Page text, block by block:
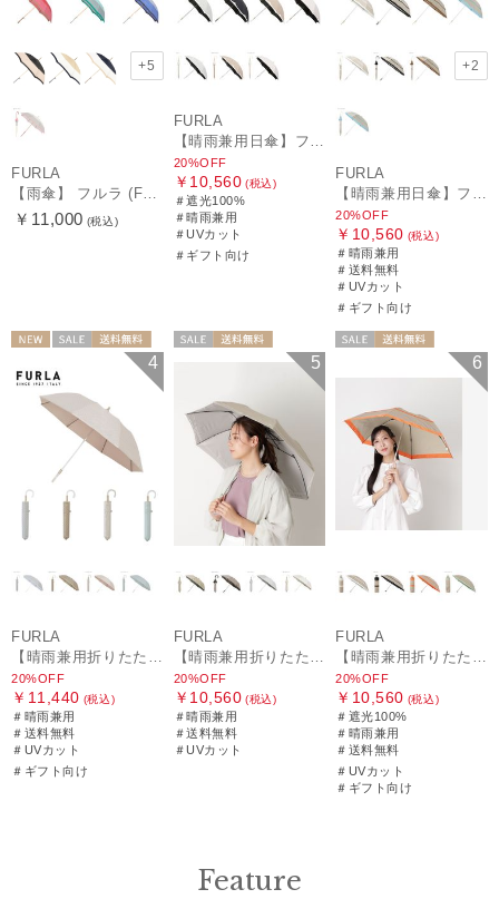
+5
FURLA
【雨傘】 フルラ (FURLA) カラーボーダー ロゴプリント 長傘 【公式ムーンバット】 レディース 手元チャーム 耐風傘 ジャンプ式 日本製 ギフト 軽量 グラスファイバー
￥11,000 (税込)
FURLA
20%OFF
￥10,560 (税込)
＃遮光100%
＃晴雨兼用
＃UVカット
＃ギフト向け
+2
FURLA
【晴雨兼用日傘】フルラ (FURLA) 切り継ぎグログラン 一級遮光99.99％ 遮熱 UV 晴雨兼用 送料無料 可愛い
20%OFF
￥10,560 (税込)
＃晴雨兼用
＃送料無料
＃UVカット
＃ギフト向け
送料無料
ギフト向け
4
FURLA
【晴雨兼用折りたたみ日傘】フルラ (FURLA) パールリボンジャガード 遮光99.99 遮熱 UV99.99
20%OFF
￥11,440 (税込)
＃晴雨兼用
＃送料無料
＃UVカット
＃ギフト向け
5
FURLA
【晴雨兼用折りたたみ日傘】フルラ (FURLA) シャンブレーオーガンジー刺繍
20%OFF
￥10,560 (税込)
＃晴雨兼用
＃送料無料
＃UVカット
6
FURLA
【晴雨兼用折りたたみ日傘】シャンブレー切り継ぎグログラン 遮光100％ UV100％ 晴雨兼用
20%OFF
￥10,560 (税込)
＃遮光100%
＃晴雨兼用
＃送料無料
＃UVカット
＃ギフト向け
Feature